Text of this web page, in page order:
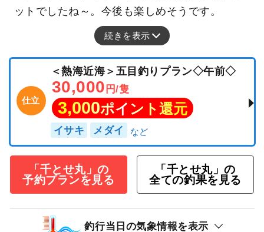
ットでしたね～。今後も楽しめそうです。
続きを表示
仕立
＜熱海近海＞五目釣りプラン◇午前◇
30,000 円/隻
3,000ポイント還元
イサキ メダイ
「千とせ丸」の
予約プランを見る
「千とせ丸」の
全ての釣果を見る
釣行当日の気象情報を表示